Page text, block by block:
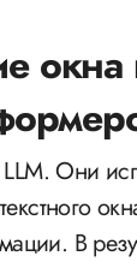
Они
В